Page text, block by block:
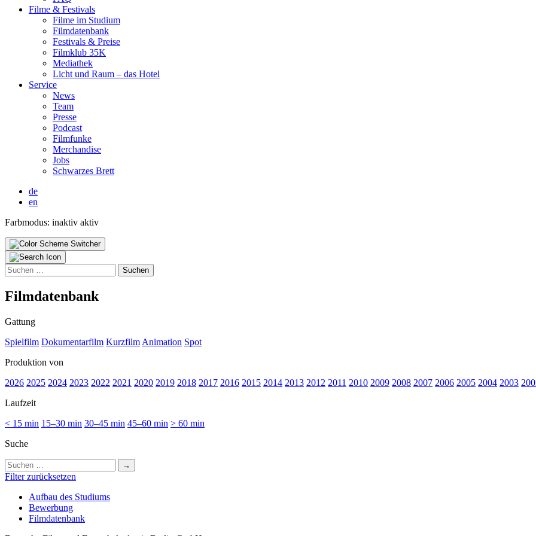
Fil­me & Fes­ti­vals
Fil­me im Stu­di­um
Film­da­ten­bank
Fes­ti­vals & Prei­se
Film­klub 35K
Media­thek
Licht und Raum – das Hotel
Ser­vice
News
Team
Pres­se
Pod­cast
Film­fun­ke
Mer­chan­di­se
Jobs
Schwar­zes Brett
de
en
Farbmodus: inaktiv aktiv
Suchen
nach:
Film­da­ten­bank
Gattung
Spielfilm Dokumentarfilm Kurzfilm Animation Spot
Produktion von
2026 2025 2024 2023 2022 2021 2020 2019 2018 2017 2016 2015 2014 2013 2012 2011 2010 2009 2008 2007 2006 2005 2004 2003
Laufzeit
< 15 min 15–30 min 30–45 min 45–60 min > 60 min
Suche
Suchen
nach:
Filter zurücksetzen
Auf­bau des Stu­di­ums
Bewer­bung
Film­da­ten­bank